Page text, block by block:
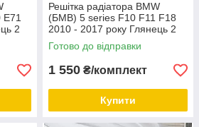
2
Решітка радіатора BMW
(БМВ) 5 series F10 F11 F18
2010 - 2017 року Глянець 2
ребра Ніздрі BMW F10 F11
F18 2010 - 2017
Готово до відправки
1 550 ₴/комплект
Купити